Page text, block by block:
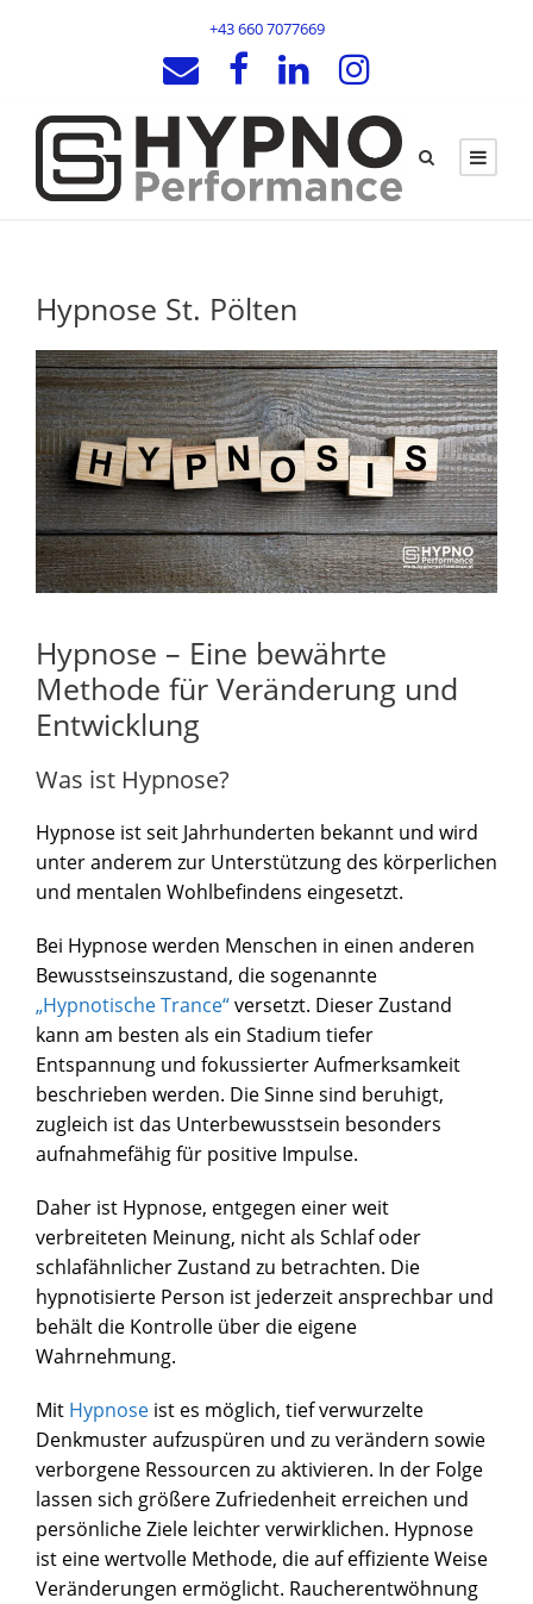
+43 660 7077669
Hypnose St. Pölten
Hypnose – Eine bewährte
Methode für Veränderung und
Entwicklung
Was ist Hypnose?
Hypnose ist seit Jahrhunderten bekannt und wird
unter anderem zur Unterstützung des körperlichen
und mentalen Wohlbefindens eingesetzt.
Bei Hypnose werden Menschen in einen anderen
Bewusstseinszustand, die sogenannte
„Hypnotische Trance“versetzt. Dieser Zustand
kann am besten als ein Stadium tiefer
Entspannung und fokussierter Aufmerksamkeit
beschrieben werden. Die Sinne sind beruhigt,
zugleich ist das Unterbewusstsein besonders
aufnahmefähig für positive Impulse.
Daher ist Hypnose, entgegen einer weit
verbreiteten Meinung, nicht als Schlaf oder
schlafähnlicher Zustand zu betrachten. Die
hypnotisierte Person ist jederzeit ansprechbar und
behält die Kontrolle über die eigene
Wahrnehmung.
Mit Hypnose ist es möglich, tief verwurzelte
Denkmuster aufzuspüren und zu verändern sowie
verborgene Ressourcen zu aktivieren. In der Folge
lassen sich größere Zufriedenheit erreichen und
persönliche Ziele leichter verwirklichen. Hypnose
ist eine wertvolle Methode, die auf effiziente Weise
Veränderungen ermöglicht. Raucherentwöhnung